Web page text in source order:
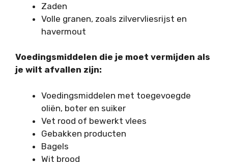
Zaden
Volle granen, zoals zilvervliesrijst en
havermout
Voedingsmiddelen die je moet vermijden als
je wilt afvallen zijn:
Voedingsmiddelen met toegevoegde
oliën, boter en suiker
Vet rood of bewerkt vlees
Gebakken producten
Bagels
Wit brood